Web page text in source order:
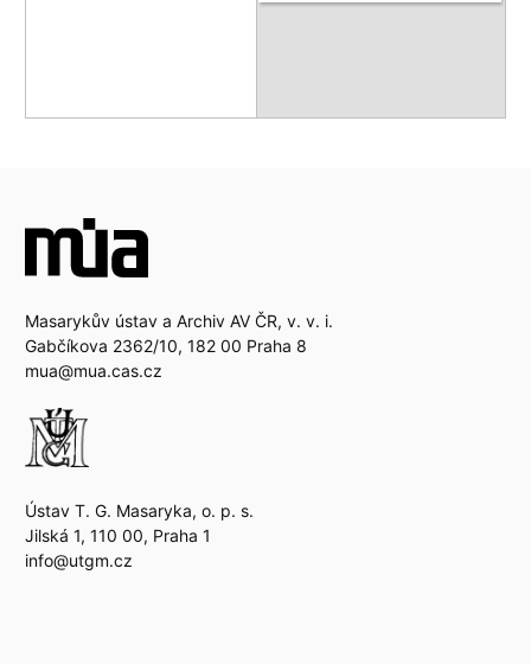
Masarykův ústav a Archiv AV ČR, v. v. i.
Gabčíkova 2362/10, 182 00 Praha 8
mua@mua.cas.cz
Ústav T. G. Masaryka, o. p. s.
Jilská 1, 110 00, Praha 1
info@utgm.cz